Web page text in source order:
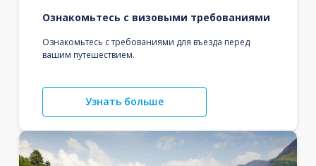
Ознакомьтесь с визовыми требованиями
Ознакомьтесь с требованиями для въезда перед
вашим путешествием.
Узнать больше